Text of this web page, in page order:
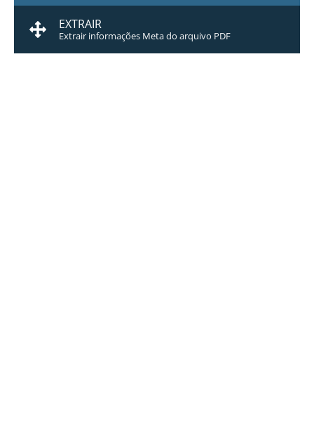
EXTRAIR
Extrair informações Meta do arquivo PDF